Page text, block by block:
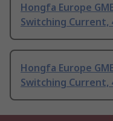
Hongfa Europe
Switching Current,
Hongfa Europe
Switching Current,